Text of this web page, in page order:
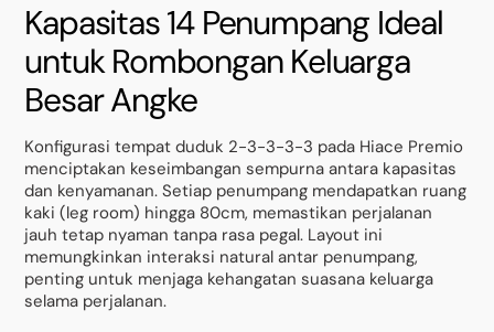
Kapasitas 14 Penumpang Ideal
untuk Rombongan Keluarga
Besar Angke
Konfigurasi tempat duduk 2-3-3-3-3 pada Hiace Premio
menciptakan keseimbangan sempurna antara kapasitas
dan kenyamanan. Setiap penumpang mendapatkan ruang
kaki (leg room) hingga 80cm, memastikan perjalanan
jauh tetap nyaman tanpa rasa pegal. Layout ini
memungkinkan interaksi natural antar penumpang,
penting untuk menjaga kehangatan suasana keluarga
selama perjalanan.